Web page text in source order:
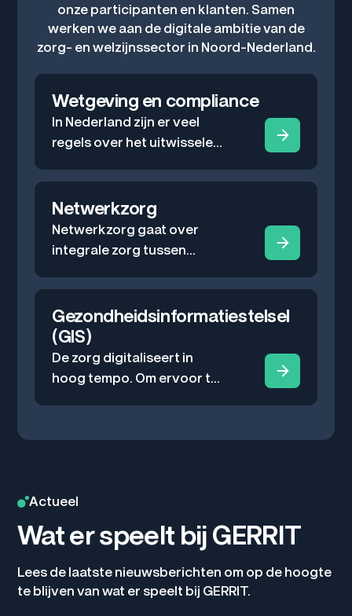
onze participanten en klanten. Samen
werken we aan de digitale ambitie van de
zorg- en welzijnssector in Noord-Nederland.
Wetgeving en compliance
In Nederland zijn er veel
regels over het uitwisselen
zorggegevens. GERRIT
helpt organisaties om te
begrijpen wat deze regels
betekenen en hoe ze in de
toegepast.
Netwerkzorg
Netwerkzorg gaat over
integrale zorg tussen
verschillende sectoren die
allemaal betrokken zijn bij
dezelfde patiënt. Om de
juiste zorg te kunnen
verlenen, is een belangrijke
samenwerking.
Gezondheidsinformatiestelsel
(GIS)
De zorg digitaliseert in
hoog tempo. Om ervoor te
juiste moment beschikbaar
Gezondheidsinformatiestel
Actueel
Wat er speelt bij GERRIT
Lees de laatste nieuwsberichten om op de hoogte
te blijven van wat er speelt bij GERRIT.